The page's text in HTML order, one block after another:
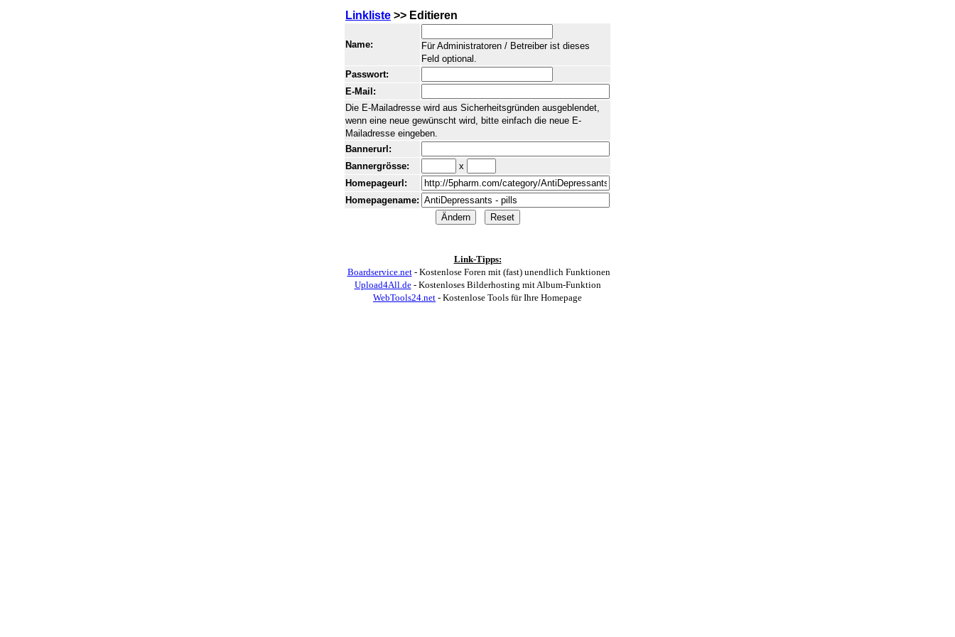
Linkliste >> Editieren
Name:
Für Administratoren / Betreiber ist dieses
Feld optional.
Passwort:
E-Mail:
Die E-Mailadresse wird aus Sicherheitsgründen ausgeblendet,
wenn eine neue gewünscht wird, bitte einfach die neue E-
Mailadresse eingeben.
Bannerurl:
Bannergrösse:
x
Homepageurl:
Homepagename:
Link-Tipps:
Boardservice.net- Kostenlose Foren mit (fast) unendlich Funktionen
Upload4All.de- Kostenloses Bilderhosting mit Album-Funktion
WebTools24.net - Kostenlose Tools für Ihre Homepage